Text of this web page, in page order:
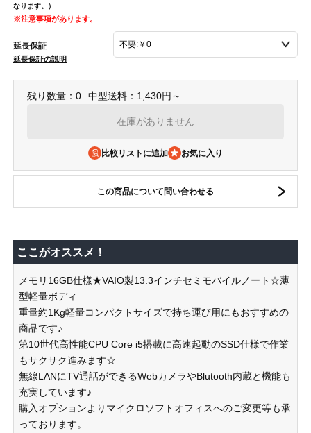
なります。）
※注意事項があります。
延長保証
延長保証の説明
残り数量：0 中型送料：1,430円～
在庫がありません
比較リストに追加
この商品について問い合わせる
ここがオススメ！
メモリ16GB仕様★VAIO製13.3インチセミモバイルノート☆薄
型軽量ボディ
重量約1Kg軽量コンパクトサイズで持ち運び用にもおすすめの
商品です♪
第10世代高性能CPU Core i5搭載に高速起動のSSD仕様で作業
もサクサク進みます☆
無線LANにTV通話ができるWebカメラやBlutooth内蔵と機能も
充実しています♪
購入オプションよりマイクロソフトオフィスへのご変更等も承
っております。